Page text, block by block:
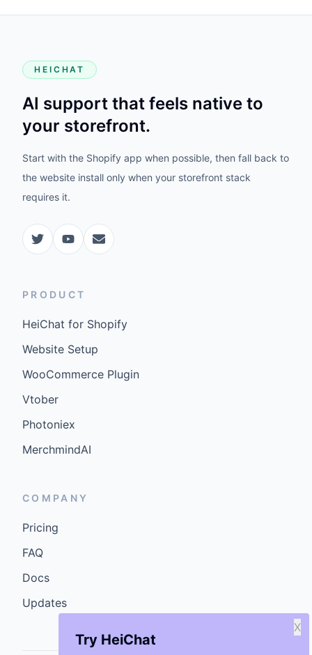
Try HeiChat
X
HEICHAT
AI support that feels native to
your storefront.
Start with the Shopify app when possible, then fall back to
the website install only when your storefront stack
requires it.
PRODUCT
HeiChat for Shopify
Website Setup
WooCommerce Plugin
Vtober
Photoniex
MerchmindAI
COMPANY
Pricing
FAQ
Docs
Updates